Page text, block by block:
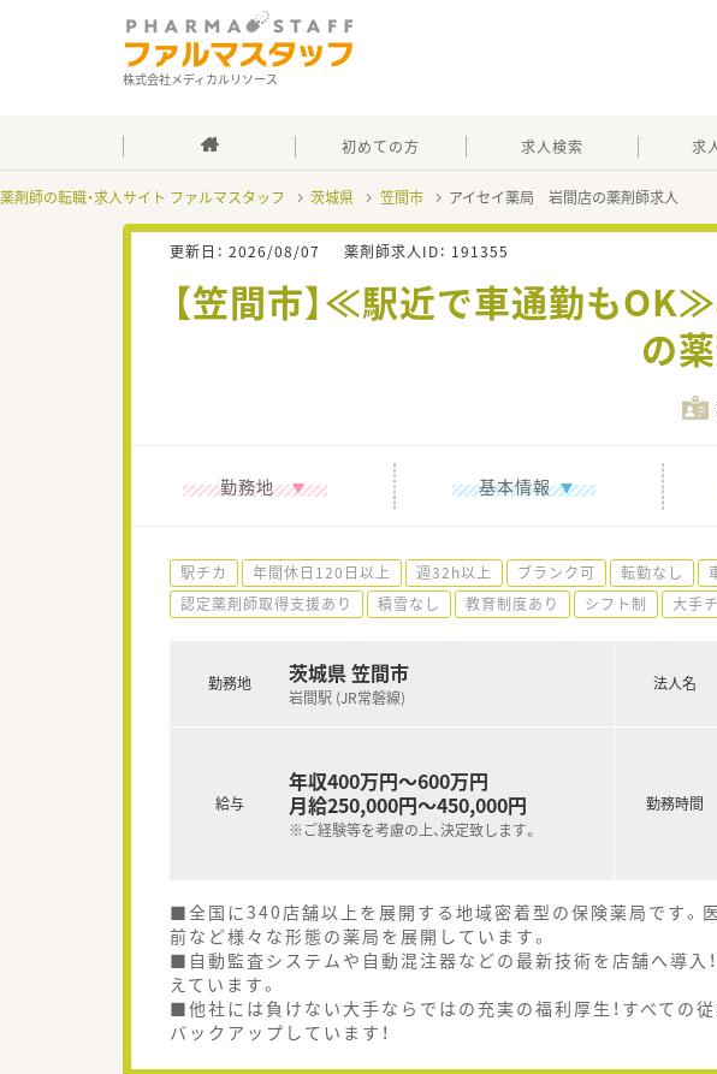
株式会社メディカルリソース
初めての方 求人検索 求
薬剤師の転職・求人サイト ファルマスタッフ 茨城県 笠間市 アイセイ薬局 岩間店の薬剤師求人
更新日： 2026/08/07 薬剤師求人ID： 191355
【笠間市】≪駅近で車通勤も
の
勤務地 基本情報
駅チカ 年間休日120日以上 週32h以上 ブランク可 転勤なし
認定薬剤師取得支援あり
積雪なし 教育制度あり シフト制 大手
勤務地 茨城県 笠間市
岩間駅 (JR常磐線)
給与
年収400万円～600万円
月給250,000円～450,000円
※ご経験等を考慮の上、決定致します。
法人名
勤務時間
■全国に340店舗以上を展開する地域密着型の保険薬局です。
前など様々な形態の薬局を展開しています。
■自動監査システムや自動混注器などの最新技術を店舗へ導入
えています。
■他社には負けない大手ならではの充実の福利厚生！すべての
バックアップしています！